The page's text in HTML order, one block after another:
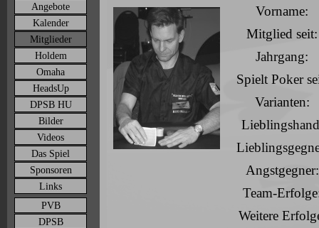
Angebote
Kalender
Mitglieder
Holdem
Omaha
HeadsUp
DPSB HU
Bilder
Videos
Das Spiel
Sponsoren
Links
PVB
DPSB
Vorname:
Mitglied seit:
Jahrgang:
Spielt Poker
Varianten:
Angstgegner:
Team-
Weitere